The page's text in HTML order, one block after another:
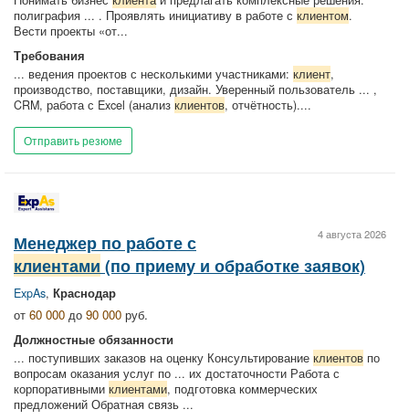
полиграфия ... . Проявлять инициативу в работе с клиентом.
Вести проекты «от...
Требования
... ведения проектов с несколькими участниками: клиент,
производство, поставщики, дизайн. Уверенный пользователь ... ,
CRM, работа с Excel (анализ клиентов, отчётность)....
Отправить резюме
4 августа 2026
Менеджер по работе с
клиентами (по приему и обработке заявок)
ExpAs, Краснодар
от 60 000 до 90 000 руб.
Должностные обязанности
... поступивших заказов на оценку Консультирование клиентов по
вопросам оказания услуг по ... их достаточности Работа с
корпоративными клиентами, подготовка коммерческих
предложений Обратная связь ...